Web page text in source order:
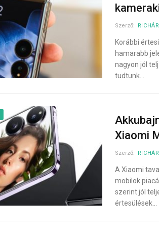
Szerző:
Korábbi
hamarabb
nagyon jól
tudtunk…
Xiaomi
Szerző:
A Xiaomi
mobilok
szerint jól
értesülések…